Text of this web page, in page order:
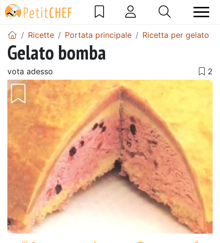
Ricette Portata principale Ricetta per gelato
Gelato bomba
vota adesso